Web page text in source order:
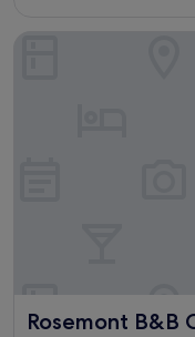
Rosemont B&B
Rosemont B&B
Rosemont B&B